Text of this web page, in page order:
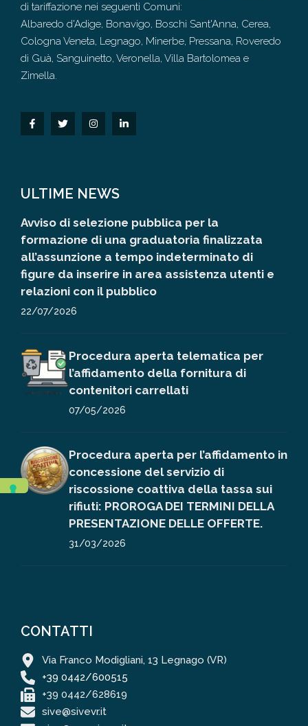
di tariffazione nei seguenti Comuni:
Albaredo d'Adige, Bonavigo, Boschi Sant'Anna, Cerea,
Cologna Veneta, Legnago, Minerbe, Pressana, Roveredo
di Guà, Sanguinetto, Veronella, Villa Bartolomea e
Zimella.
ULTIME NEWS
Avviso di selezione pubblica per la
formazione di una graduatoria finalizzata
all’assunzione a tempo indeterminato di
figure da inserire in area assistenza utenti e
relazioni con il pubblico
22/07/2026
Procedura aperta telematica per
l’affidamento della fornitura di
contenitori carrellati
07/05/2026
Procedura aperta per l’affidamento in
concessione del servizio di
riscossione coattiva della tassa sui
rifiuti: PROROGA DEI TERMINI DELLA
PRESENTAZIONE DELLE OFFERTE.
31/03/2026
CONTATTI
Via Franco Modigliani, 13 Legnago (VR)
+39 0442/600515
+39 0442/628619
sive@sivevr.it